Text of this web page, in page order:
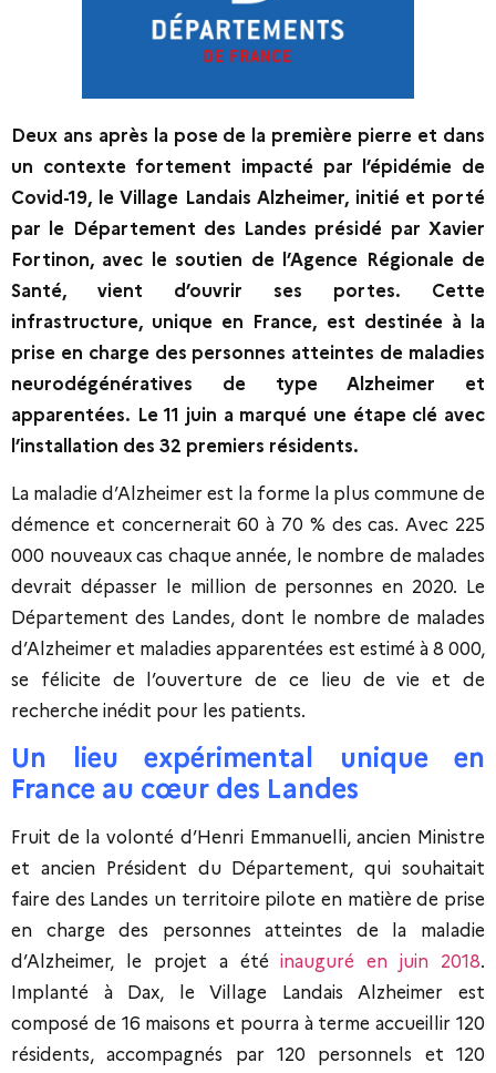
Deux ans après la pose de la première pierre et dans
un contexte fortement impacté par l’épidémie de
Covid-19, le Village Landais Alzheimer, initié et porté
par le Département des Landes présidé par Xavier
Fortinon, avec le soutien de l’Agence Régionale de
Santé, vient d’ouvrir ses portes. Cette
infrastructure, unique en France, est destinée à la
prise en charge des personnes atteintes de maladies
neurodégénératives de type Alzheimer et
apparentées. Le 11 juin a marqué une étape clé avec
l’installation des 32 premiers résidents.
La maladie d’Alzheimer est la forme la plus commune de
démence et concernerait 60 à 70 % des cas. Avec 225
000 nouveaux cas chaque année, le nombre de malades
devrait dépasser le million de personnes en 2020. Le
Département des Landes, dont le nombre de malades
d’Alzheimer et maladies apparentées est estimé à 8 000,
se félicite de l’ouverture de ce lieu de vie et de
recherche inédit pour les patients.
Un lieu expérimental unique en
France au cœur des Landes
Fruit de la volonté d’Henri Emmanuelli, ancien Ministre
et ancien Président du Département, qui souhaitait
faire des Landes un territoire pilote en matière de prise
en charge des personnes atteintes de la maladie
d’Alzheimer, le projet a étéinauguré en juin 2018.
Implanté à Dax, le Village Landais Alzheimer est
composé de 16 maisons et pourra à terme accueillir 120
résidents, accompagnés par 120 personnels et 120